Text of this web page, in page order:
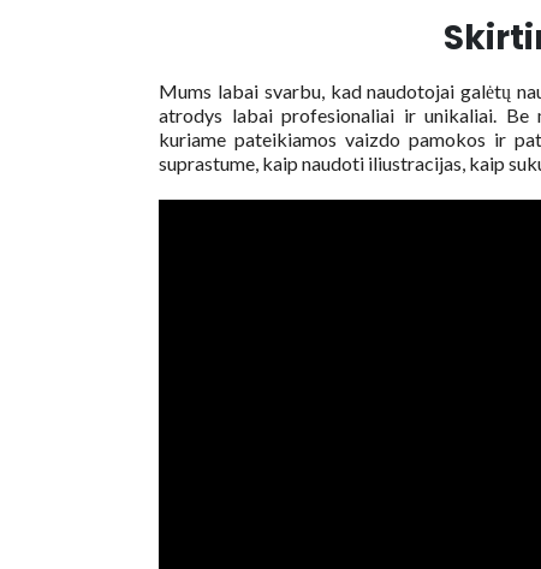
Mums labai svarbu, kad naudotojai galėtų
atrodys labai profesionaliai ir unikaliai. Be
kuriame pateikiamos vaizdo pamokos ir
suprastume, kaip naudoti iliustracijas, kaip